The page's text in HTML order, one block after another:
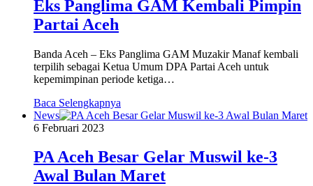
Eks Panglima GAM Kembali Pimpin
Partai Aceh
Banda Aceh – Eks Panglima GAM Muzakir Manaf kembali
terpilih sebagai Ketua Umum DPA Partai Aceh untuk
kepemimpinan periode ketiga…
Baca Selengkapnya
News
6 Februari 2023
PA Aceh Besar Gelar Muswil ke-3
Awal Bulan Maret